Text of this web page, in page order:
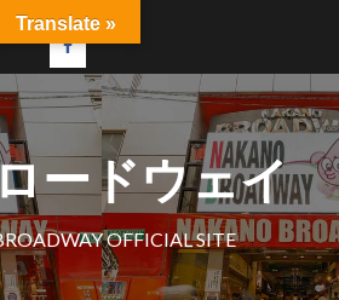
ードウェイ
OFFICIAL SITE
Translate »